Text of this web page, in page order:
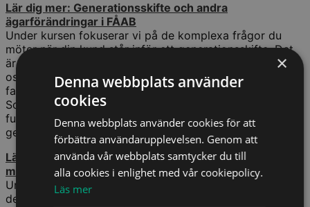
Lär dig mer: Generationsskifte och andra
ägarförändringar i FÅAB
Under kursen fokuserar vi på de komplexa frågor du
möter när din kund står inför ett generationsskifte. Det
är ett känsligt ämne som de flesta ägare känner stor
osäkerhet inför – inte minst när skiftet sker inom
familjen. Behovet av stöd genom processen är stort.
Som rådgivare fyller du en viktig funktion om du kan
fungera som guide på vägen genom skiftet. Denna kurs
ger dig verktyg för just detta.
Lär dig mer: Generationsskifte – verktyg och
möjligheter
Under kursen, som i huvudsak omfattar de civilrättsliga
delarna, kommer vi att gå igenom hur man vägleder
×
Denna webbplats använder
cookies
Denna webbplats använder cookies för att
förbättra användarupplevelsen. Genom att
använda vår webbplats samtycker du till
alla cookies i enlighet med vår cookiepolicy.
Läs mer